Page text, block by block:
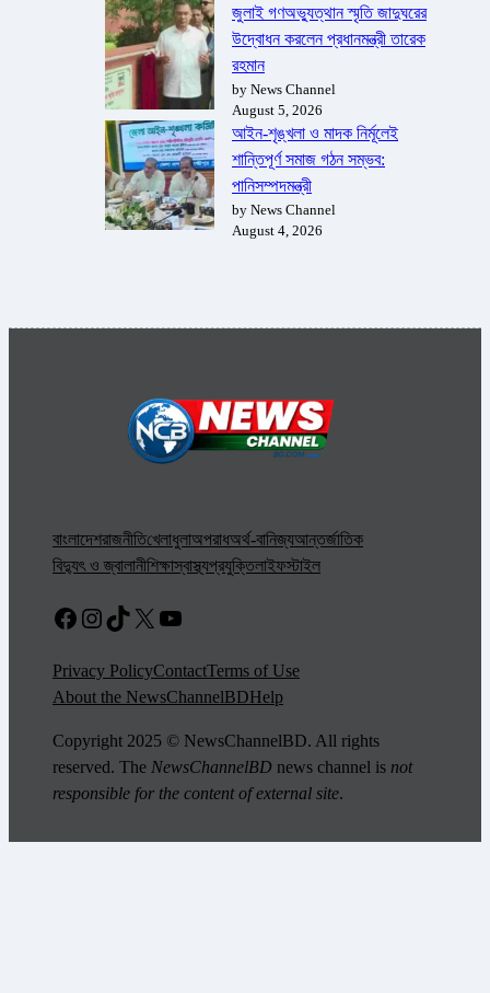
জুলাই গণঅভ্যুত্থান স্মৃতি জাদুঘরের
উদ্বোধন করলেন প্রধানমন্ত্রী তারেক
রহমান
by News Channel
August 5, 2026
আইন-শৃঙ্খলা ও মাদক নির্মূলেই
শান্তিপূর্ণ সমাজ গঠন সম্ভব:
পানিসম্পদমন্ত্রী
by News Channel
August 4, 2026
বাংলাদেশরাজনীতিখেলাধুলাঅপরাধঅর্থ-বানিজ্যআন্তর্জাতিক
বিদ্যুৎ ও জ্বালানীশিক্ষাস্বাস্থ্যপ্রযুক্তিলাইফস্টাইল
Facebook
Instagram
TikTok
X YouTube
Privacy PolicyContactTerms of Use
About the NewsChannelBDHelp
Copyright 2025 © NewsChannelBD. All rights
reserved. The NewsChannelBD news channel is not
responsible for the content of external site.